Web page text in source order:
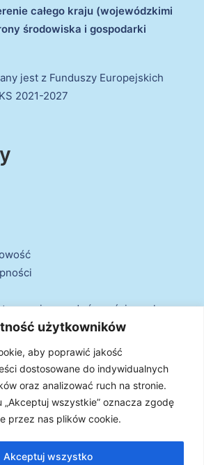
użytkowników
aby poprawić jakość
dostosowane do indywidualnych
oraz analizować ruch na stronie.
„Akceptuj wszystkie” oznacza zgodę
przez nas plików cookie.
Akceptuj wszystko
całego kraju (wojewódzkimi
środowiska i gospodarki
jest z Funduszy Europejskich
2021-2027
zasad równościowych
zastrzeżone